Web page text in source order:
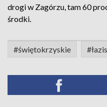
drogi w Zagórzu, tam 60
środki.
#świętokrzyskie